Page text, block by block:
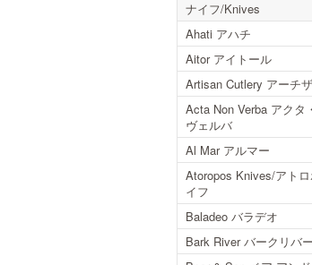
ナイフ/Knives
Ahati アハチ
Aitor アイトール
Artisan Cutlery アーチ
Acta Non Verba アクタ
ヴェルバ
Al Mar アルマー
Atoropos Knives/アト
イフ
Baladeo バラデオ
Bark River バークリバー